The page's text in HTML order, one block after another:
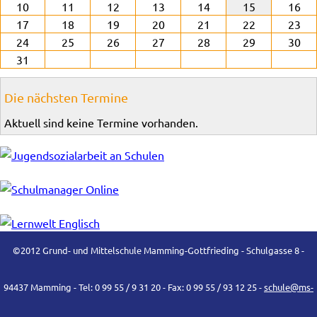
10
11 12 13 14 15
16
17
18 19 20 21 22
23
24
25 26 27 28 29
30
31
Die nächsten Termine
Aktuell sind keine Termine vorhanden.
©2012 Grund- und Mittelschule Mamming-Gottfrieding - Schulgasse 8 -
94437 Mamming - Tel: 0 99 55 / 9 31 20 - Fax: 0 99 55 / 93 12 25 -schule@ms-